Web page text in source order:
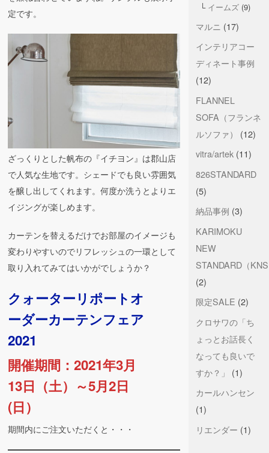
定です。
ざっくりとした帆布の『イチヨン』は郡山店
で人気な生地です。シェードでも良い雰囲気
を醸し出してくれます。何度か洗うとよりエ
イジングが楽しめます。
カーテンを替えるだけでお部屋のイメージも
変わりやすいのでリフレッシュの一環として
取り入れてみてはいかがでしょうか？
クォーターリポートオ
ーダーカーテンフェア
2021
開催期間：2021年3月
13日（土）～5月2日
(日）
期間内にご注文いただくと・・・
イームズ(9)
マルニ (17)
インテリアコー
ディネート事例
(12)
FLANNEL
SOFA（フランネ
ルソファ）
(12)
vitra/artek(11)
826STANDARD
(5)
納品事例 (3)
KARIMOKU
NEW
STANDARD（
(2)
限定SALE (2)
クロサワの「ち
ょっとお話長く
なっても良いで
すか？」
(1)
カールハンセン
(1)
リエンダー (1)